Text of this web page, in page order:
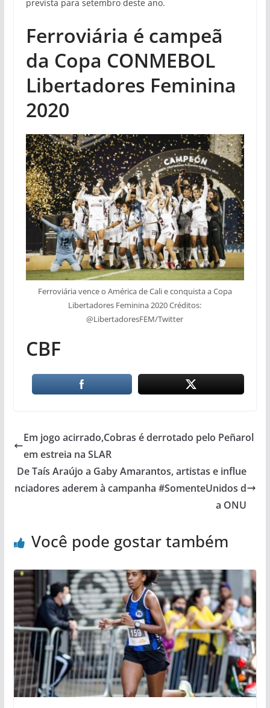
prevista para setembro deste ano.
Ferroviária é campeã
da Copa CONMEBOL
Libertadores Feminina
2020
Ferroviária vence o América de Cali e conquista a Copa
Libertadores Feminina 2020 Créditos:
@LibertadoresFEM/Twitter
CBF
Em jogo acirrado,Cobras é derrotado pelo Peñarol
em estreia na SLAR
De Taís Araújo a Gaby Amarantos, artistas e influe
nciadores aderem à campanha #SomenteUnidos d
a ONU
Você pode gostar também